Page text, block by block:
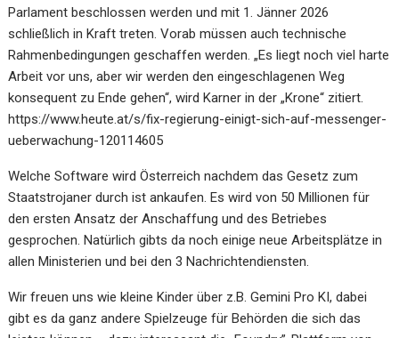
Parlament beschlossen werden und mit 1. Jänner 2026
schließlich in Kraft treten. Vorab müssen auch technische
Rahmenbedingungen geschaffen werden. „Es liegt noch viel harte
Arbeit vor uns, aber wir werden den eingeschlagenen Weg
konsequent zu Ende gehen“, wird Karner in der „Krone“ zitiert.
https://www.heute.at/s/fix-regierung-einigt-sich-auf-messenger-
ueberwachung-120114605
Welche Software wird Österreich nachdem das Gesetz zum
Staatstrojaner durch ist ankaufen. Es wird von 50 Millionen für
den ersten Ansatz der Anschaffung und des Betriebes
gesprochen. Natürlich gibts da noch einige neue Arbeitsplätze in
allen Ministerien und bei den 3 Nachrichtendiensten.
Wir freuen uns wie kleine Kinder über z.B. Gemini Pro KI, dabei
gibt es da ganz andere Spielzeuge für Behörden die sich das